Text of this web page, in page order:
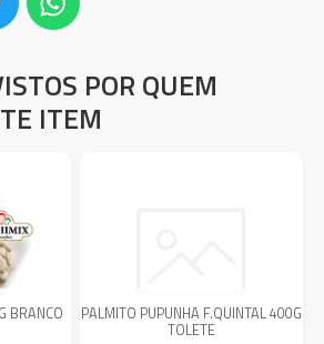
POR QUEM
ITEM
BRANCO PALMITO PUPUNHA F.QUINTAL 400G
TOLETE